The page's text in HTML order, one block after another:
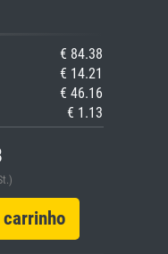
€ 84.38
€ 14.21
€ 46.16
€ 1.13